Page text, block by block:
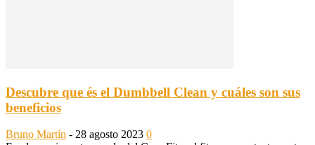
Descubre que és el Dumbbell Clean y cuáles son sus
beneficios
Bruno Martín - 28 agosto 2023 0